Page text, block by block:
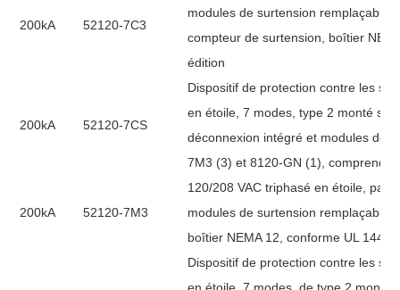
200kA 52120-7C3
modules de surtension
compteur de surtension, boîtier
édition
200kA 52120-7CS
Dispositif de protection contre les
en étoile, 7 modes, type 2 monté
déconnexion intégré et modules de
7M3 (3) et 8120-GN (1), comprend
200kA 52120-7M3
120/208 VAC triphasé en étoile,
modules de surtension
boîtier NEMA 12, conforme UL 1449
Dispositif de protection contre les
en étoile, 7 modes, de type 2 monté